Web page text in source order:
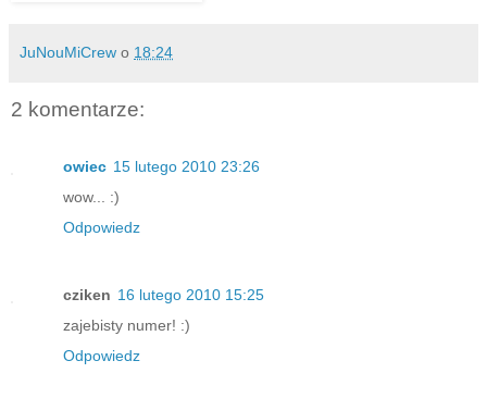
JuNouMiCrew o 18:24
2 komentarze:
owiec 15 lutego 2010 23:26
wow... :)
Odpowiedz
cziken 16 lutego 2010 15:25
zajebisty numer! :)
Odpowiedz